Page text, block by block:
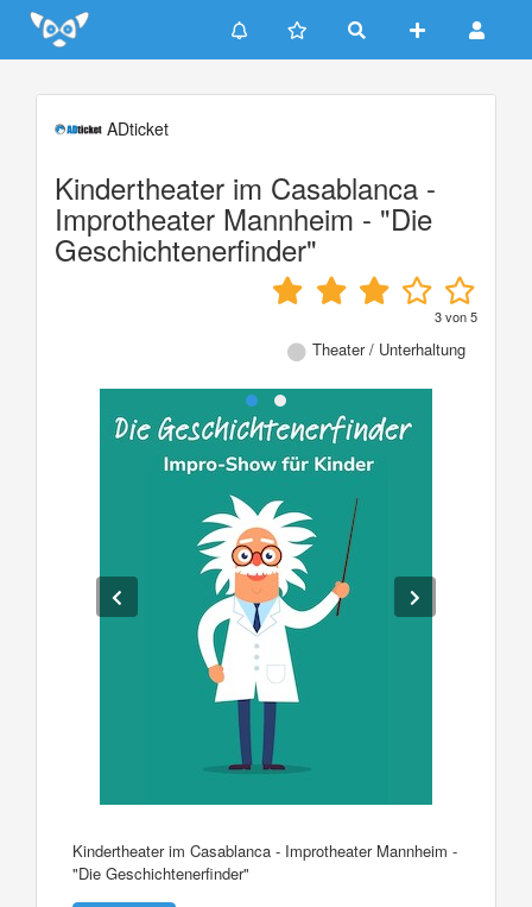
Update cookies preferences
ADticket
Kindertheater im Casablanca -
Improtheater Mannheim - "Die
Geschichtenerfinder"
3von5
Theater / Unterhaltung
Kindertheater im Casablanca - Improtheater Mannheim -
"Die Geschichtenerfinder"